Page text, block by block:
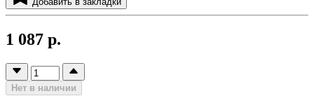
1 087 р.
Нет в наличии